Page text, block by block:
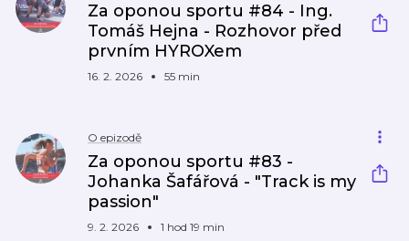
Za oponou sportu #84 - Ing.
Tomáš Hejna - Rozhovor před
prvním HYROXem
16. 2. 2026 55 min
O epizodě
Za oponou sportu #83 -
Johanka Šafářová - "Track is my
passion"
9. 2. 2026 1 hod 19 min